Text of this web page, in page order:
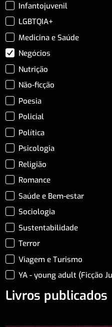
Infantojuvenil
LGBTQIA+
Medicina e Saúde
Negócios
Nutrição
Não-ficção
Poesia
Policial
Política
Psicologia
Religião
Romance
Saúde e Bem-estar
Sociologia
Sustentabilidade
Terror
Viagem e Turismo
YA - young adult (Ficção
Livros publicados